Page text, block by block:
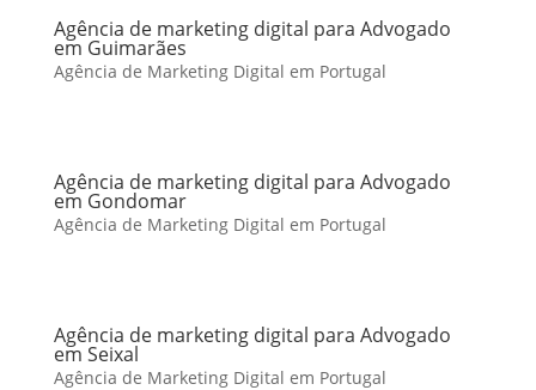
Agência de marketing digital para Advogado
em Guimarães
Agência de Marketing Digital em Portugal
Agência de marketing digital para Advogado
em Gondomar
Agência de Marketing Digital em Portugal
Agência de marketing digital para Advogado
em Seixal
Agência de Marketing Digital em Portugal